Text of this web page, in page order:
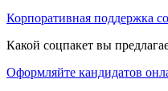
Корпоративная поддержка
Какой соцпакет вы
Оформляйте кандидатов